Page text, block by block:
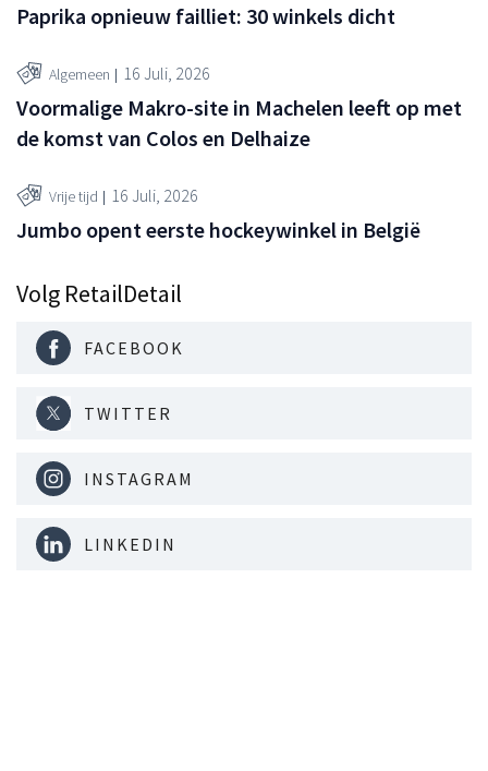
Paprika opnieuw failliet: 30 winkels dicht
Algemeen 16 Juli, 2026
Voormalige Makro-site in Machelen leeft op met
de komst van Colos en Delhaize
Vrije tijd 16 Juli, 2026
Jumbo opent eerste hockeywinkel in België
Volg RetailDetail
FACEBOOK
TWITTER
INSTAGRAM
LINKEDIN